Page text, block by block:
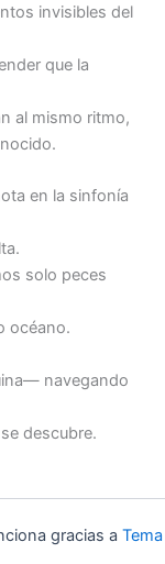
invisibles del
que la
al mismo ritmo,
en la sinfonía
solo peces
océano.
navegando
descubre.
gracias a Tema